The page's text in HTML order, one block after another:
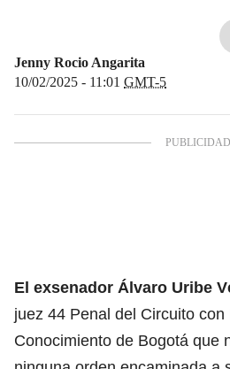
Jenny Rocio Angarita
10/02/2025 - 11:01 GMT-5
El exsenador Álvaro Uribe
juez 44 Penal del Circuito con
Conocimiento de Bogotá que